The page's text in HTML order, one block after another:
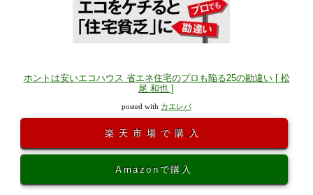
ホントは安いエコハウス 省エネ住宅のプロも陥る25の勘違い [ 松
尾 和也 ]
posted with カエレバ
楽天市場で購入
Amazonで購入